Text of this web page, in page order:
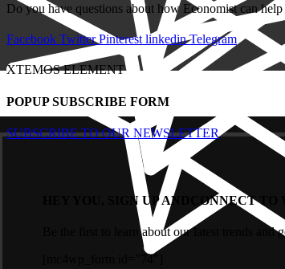
Do you have questions about how Economist can
Facebook Twitter Pinterest linkedin Telegram
XTEMOS ELEMENT
POPUP SUBSCRIBE FORM
SUBSCRIBE TO OUR NEWSLETTER
HEY YOU, SIGN UP ANDCONNECT TO
Be the first to learn about our latest trends and
[mc4wp_form id=”74″]